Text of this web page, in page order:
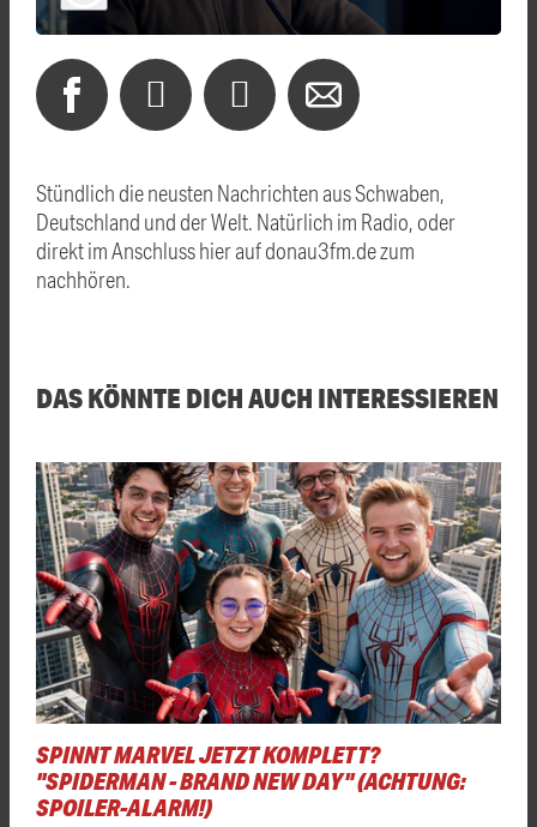
Stündlich die neusten Nachrichten aus Schwaben,
Deutschland und der Welt. Natürlich im Radio, oder
direkt im Anschluss hier auf donau3fm.de zum
nachhören.
DAS KÖNNTE DICH AUCH INTERESSIEREN
SPINNT MARVEL JETZT KOMPLETT?
"SPIDERMAN - BRAND NEW DAY" (ACHTUNG:
SPOILER-ALARM!)